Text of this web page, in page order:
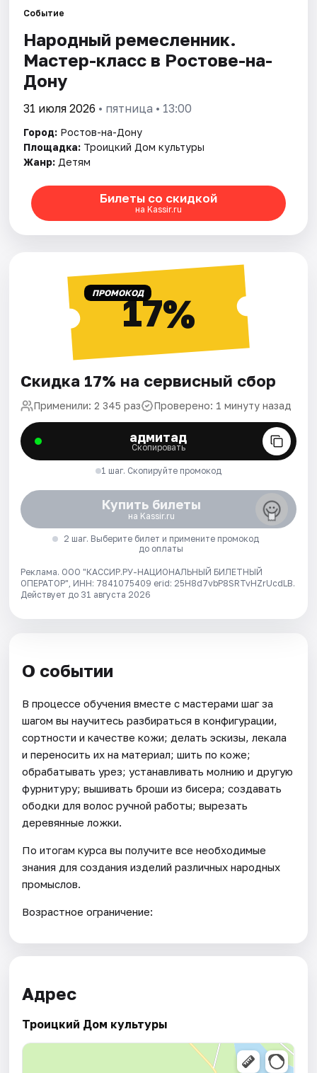
Города
Площадки
Артисты
Рейтинги
Событие
Народный ремесленник.
Мастер-класс в Ростове-на-
Дону
31 июля 2026 • пятница • 13:00
Город: Ростов-на-Дону
Площадка: Троицкий Дом культуры
Жанр: Детям
Билеты со скидкой
на Kassir.ru
ПРОМОКОД17%
Скидка 17% на сервисный сбор
Применили: 2 345 раз Проверено: 1 минуту назад
адмитад
Скопировать
1 шаг. Скопируйте промокод
Купить билеты
на Kassir.ru
2 шаг. Выберите билет и примените промокод
до оплаты
Реклама. ООО "КАССИР.РУ-НАЦИОНАЛЬНЫЙ БИЛЕТНЫЙ
ОПЕРАТОР", ИНН: 7841075409 erid: 25H8d7vbP8SRTvHZrUcdLB.
Действует до 31 августа 2026
О событии
В процессе обучения вместе с мастерами шаг за
шагом вы научитесь разбираться в конфигурации,
сортности и качестве кожи; делать эскизы, лекала
и переносить их на материал; шить по коже;
обрабатывать урез; устанавливать молнию и другую
фурнитуру; вышивать броши из бисера; создавать
ободки для волос ручной работы; вырезать
деревянные ложки.
По итогам курса вы получите все необходимые
знания для создания изделий различных народных
промыслов.
Возрастное ограничение:
Адрес
Троицкий Дом культуры